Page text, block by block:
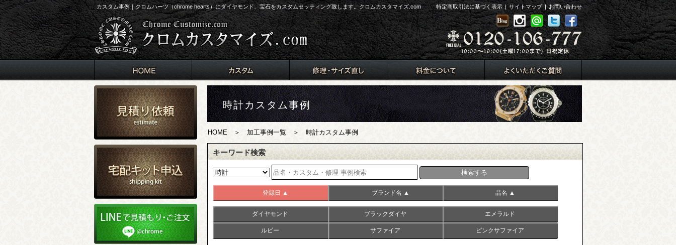
カスタム事例｜クロムハーツ（chrome hearts）にダイヤモンド、宝石をカスタムセッティング致します。クロムカスタマイズ.com お問い合わせ
|
サイトマップ
|
特定商取引法に基づく表示
時計カスタム事例
HOME ＞ 加工事例一覧 ＞ 時計カスタム事例
キーワード検索
登録日 ▲ ブランド名 ▲ 品名 ▲
ダイヤモンド ブラックダイヤ エメラルド
ルビー サファイア ピンクサファイア